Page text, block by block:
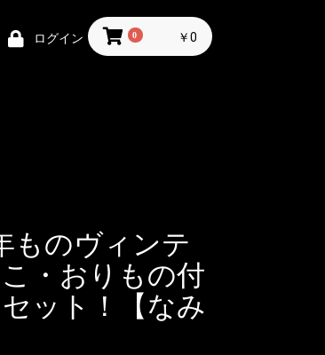
ログイン 0 ￥0
ものヴィンテ
・おりもの付
ット！【なみ